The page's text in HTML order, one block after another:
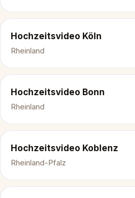
Hochzeitsvideo Köln
Rheinland
Hochzeitsvideo Bonn
Rheinland
Hochzeitsvideo Koblenz
Rheinland-Pfalz